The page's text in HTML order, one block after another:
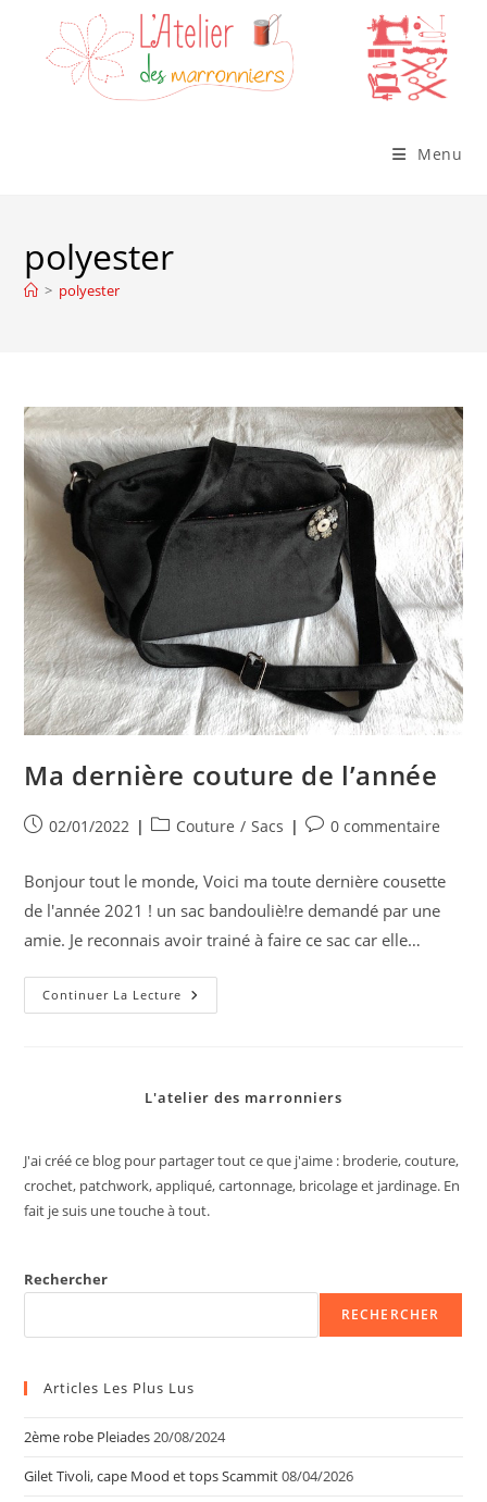
content
Menu
polyester
> polyester
Ma dernière couture de l’année
Publication
02/01/2022
PostCouture / Sacs
Commentaires
publication :
0 commentaire
Bonjour tout le monde, Voici ma toute dernière cousette
de l'année 2021 ! un sac bandouliè!re demandé par une
amie. Je reconnais avoir trainé à faire ce sac car elle…
Continuer La Lecture Ma
Dernière
L'atelier des marronniers
J'ai créé ce blog pour partager tout ce que j'aime : broderie, couture,
crochet, patchwork, appliqué, cartonnage, bricolage et jardinage. En
fait je suis une touche à tout.
Rechercher
RECHERCHER
Articles Les Plus Lus
2ème robe Pleiades20/08/2024
Gilet Tivoli, cape Mood et tops Scammit08/04/2026